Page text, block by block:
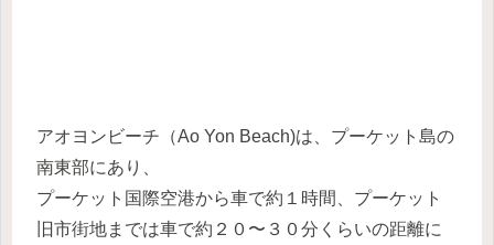
アオヨンビーチ（Ao Yon Beach)は、プーケット島の
南東部にあり、
プーケット国際空港から車で約１時間、プーケット
旧市街地までは車で約２０〜３０分くらいの距離に